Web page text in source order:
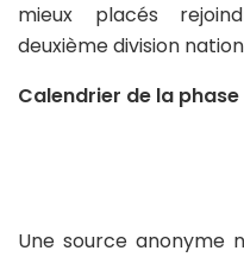
mieux placés
deuxième division
Calendrier de la
Une source anonyme